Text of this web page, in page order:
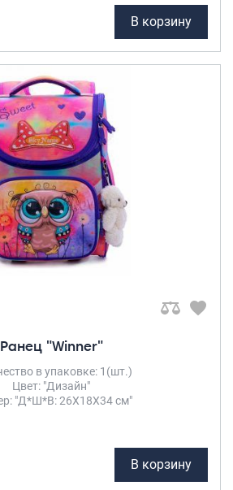
В корзину
Ранец "Winner"
в упаковке: 1(шт.)
Цвет: "Дизайн"
"Д*Ш*В: 26Х18Х34 см"
В корзину